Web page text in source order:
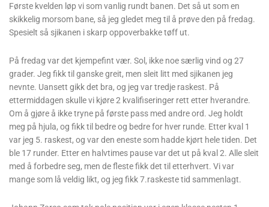
Første kvelden løp vi som vanlig rundt banen. Det så ut som en
skikkelig morsom bane, så jeg gledet meg til å prøve den på fredag.
Spesielt så sjikanen i skarp oppoverbakke tøff ut.
På fredag var det kjempefint vær. Sol, ikke noe særlig vind og 27
grader. Jeg fikk til ganske greit, men sleit litt med sjikanen jeg
nevnte. Uansett gikk det bra, og jeg var tredje raskest. På
ettermiddagen skulle vi kjøre 2 kvalifiseringer rett etter hverandre.
Om å gjøre å ikke tryne på første pass med andre ord. Jeg holdt
meg på hjula, og fikk til bedre og bedre for hver runde. Etter kval 1
var jeg 5. raskest, og var den eneste som hadde kjørt hele tiden. Det
ble 17 runder. Etter en halvtimes pause var det ut på kval 2. Alle sleit
med å forbedre seg, men de fleste fikk det til etterhvert. Vi var
mange som lå veldig likt, og jeg fikk 7.raskeste tid sammenlagt.